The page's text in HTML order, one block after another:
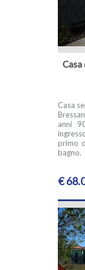
Casa
Casa
anni
primo
bagno.
€